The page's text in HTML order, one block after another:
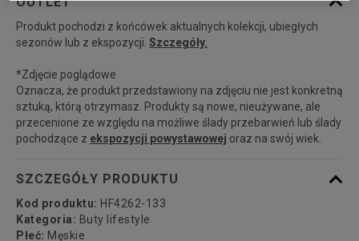
41 26 cm Powiadom o dostępności
42 26,5 cm
42,5 27 cm Powiadom o dostępności
44 28 cm
Produkt pochodzi z końcówek aktualnych kolekcji, ubiegłych
sezonów lub z ekspozycji. Szczegóły.
*Zdjęcie poglądowe
Oznacza, że produkt przedstawiony na zdjęciu nie jest konkretną
sztuką, którą otrzymasz. Produkty są nowe, nieużywane, ale
przecenione ze względu na możliwe ślady przebarwień lub ślady
pochodzące z ekspozycji powystawowej oraz na swój wiek.
SZCZEGÓŁY PRODUKTU
Kod produktu: HF4262-133
Kategoria: Buty lifestyle
Płeć: Męskie